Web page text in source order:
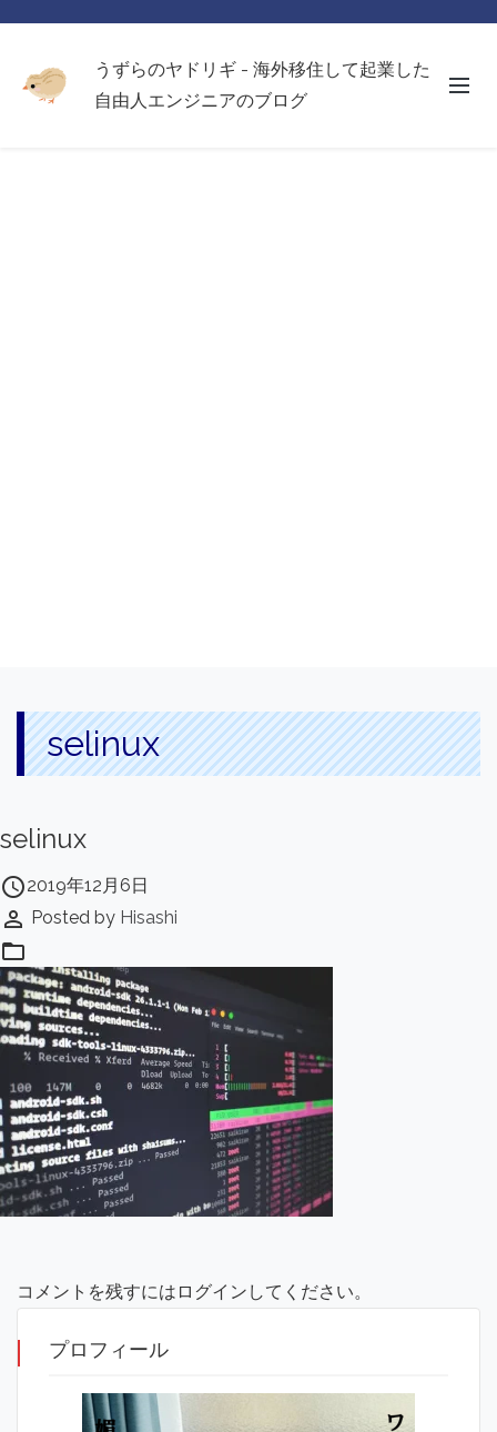
うずらのヤドリギ - 海外移住して起業した
自由人エンジニアのブログ
selinux
selinux
access_time2019年12月6日
perm_identity Posted by Hisashi
folder_open
コメントを残すにはログインしてください。
プロフィール